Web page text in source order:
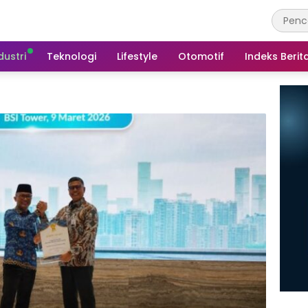
Teknologi Lifestyle Otomotif Indeks